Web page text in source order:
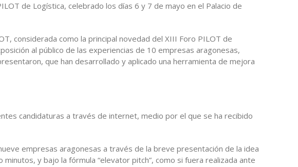
de Logística, celebrado los días 6 y 7 de mayo en el Palacio de
considerada como la principal novedad del XIII Foro PILOT de
al público de las experiencias de 10 empresas aragonesas,
que han desarrollado y aplicado una herramienta de mejora
candidaturas a través de internet, medio por el que se ha recibido
empresas aragonesas a través de la breve presentación de la idea
y bajo la fórmula “elevator pitch”, como si fuera realizada ante